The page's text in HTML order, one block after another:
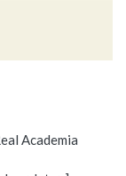
Academia